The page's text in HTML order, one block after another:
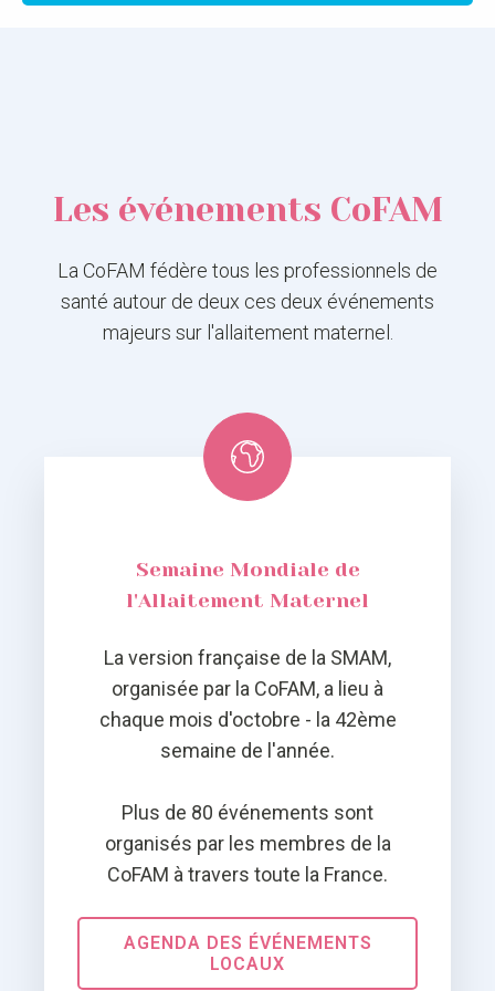
Les événements CoFAM
La CoFAM fédère tous les professionnels de
santé autour de deux ces deux événements
majeurs sur l'allaitement maternel.
Semaine Mondiale de
l'Allaitement Maternel
La version française de la SMAM,
organisée par la CoFAM, a lieu à
chaque mois d'octobre - la 42ème
semaine de l'année.
Plus de 80 événements sont
organisés par les membres de la
CoFAM à travers toute la France.
AGENDA DES ÉVÉNEMENTS
LOCAUX